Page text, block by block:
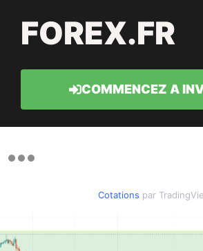
FOREX.FR
COMMENCEZ A
Cotations par